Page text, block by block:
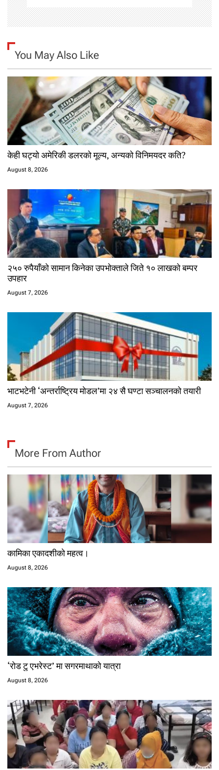
n
You May Also Like
केही घट्यो अमेरिकी डलरको मूल्य, अन्यको विनिमयदर कति?
August 8, 2026
२५० रुपैयाँको सामान किनेका उपभोक्ताले जिते १० लाखको बम्पर
उपहार
August 7, 2026
भाटभटेनी ‘अन्तर्राष्ट्रिय मोडल’मा २४ सै घण्टा सञ्चालनको तयारी
August 7, 2026
More From Author
कामिका एकादशीको महत्व।
August 8, 2026
‘रोड टु एभरेस्ट’ मा सगरमाथाको यात्रा
August 8, 2026